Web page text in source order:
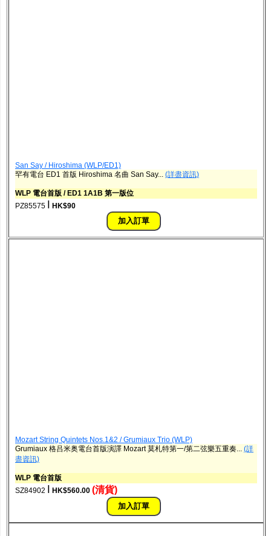
San Say / Hiroshima (WLP/ED1)
罕有電台 ED1 首版 Hiroshima 名曲 San Say... (詳盡資訊)
WLP 電台首版 / ED1 1A1B 第一版位
PZ85575
HK$90
Mozart String Quintets Nos.1&2 / Grumiaux Trio (WLP)
Grumiaux 格吕米奥電台首版演譯 Mozart 莫札特第一/第二弦樂五重奏... (詳
盡資訊)
WLP 電台首版
SZ84902
HK$560.00 (清貨)